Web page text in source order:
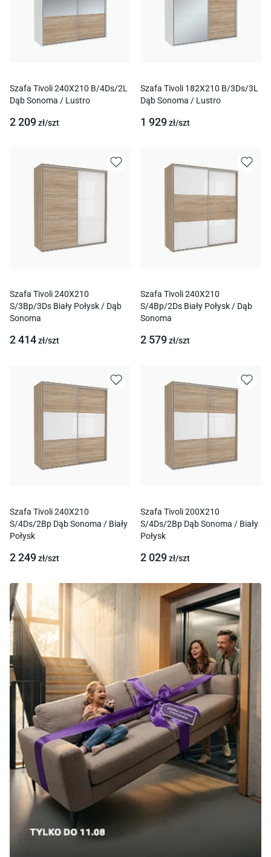
Szafa Tivoli 240X210 B/4Ds/2L
Dąb Sonoma / Lustro
2 209zł/szt
Szafa Tivoli 182X210 B/3Ds/3L
Dąb Sonoma / Lustro
1 929zł/szt
Szafa Tivoli 240X210
S/3Bp/3Ds Biały Połysk / Dąb
Sonoma
2 414zł/szt
Szafa Tivoli 240X210
S/4Bp/2Ds Biały Połysk / Dąb
Sonoma
2 579zł/szt
Szafa Tivoli 240X210
S/4Ds/2Bp Dąb Sonoma / Biały
Połysk
2 249zł/szt
Szafa Tivoli 200X210
S/4Ds/2Bp Dąb Sonoma / Biały
Połysk
2 029zł/szt